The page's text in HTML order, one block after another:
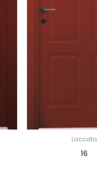
Laccata
16